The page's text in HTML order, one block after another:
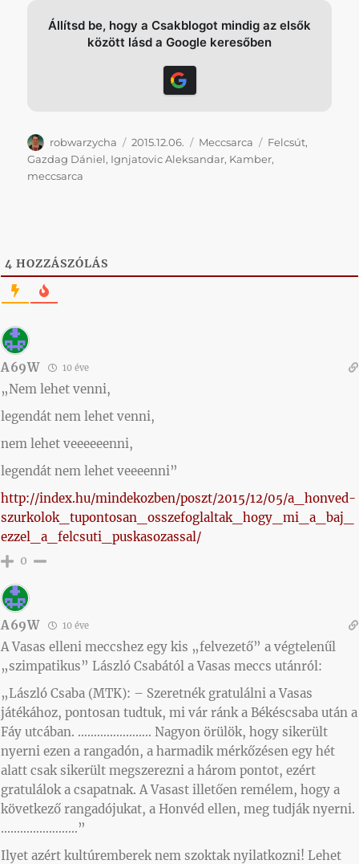
Állítsd be, hogy a Csakblogot mindig az elsők
között lásd a Google keresőben
Szerző
robwarzycha Közzétéve
2015.12.06. Kategória
Meccsarca Címke
Felcsút,
Gazdag Dániel, Ignjatovic Aleksandar, Kamber,
meccsarca
4 HOZZÁSZÓLÁS
A69W 10 éve
„Nem lehet venni,
legendát nem lehet venni,
nem lehet veeeeeenni,
legendát nem lehet veeeenni”
http://index.hu/mindekozben/poszt/2015/12/05/a_honved-
szurkolok_tupontosan_osszefoglaltak_hogy_mi_a_baj_
ezzel_a_felcsuti_puskasozassal/
0
A69W 10 éve
A Vasas elleni meccshez egy kis „felvezető” a végtelenűl
„szimpatikus” László Csabától a Vasas meccs utánról:
„László Csaba (MTK): – Szeretnék gratulálni a Vasas
játékához, pontosan tudtuk, mi vár ránk a Békéscsaba után a
Fáy utcában. ………………….. Nagyon örülök, hogy sikerült
nyerni ezen a rangadón, a harmadik mérkőzésen egy hét
alatt csak sikerült megszerezni a három pontot, ezért
gratulálok a csapatnak. A Vasast illetően remélem, hogy a
következő rangadójukat, a Honvéd ellen, meg tudják nyerni.
……………………”
Ilyet azért kultúremberek nem szoktak nyilatkozni! Lehet